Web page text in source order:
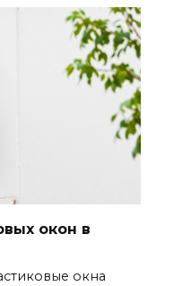
окон в
окна